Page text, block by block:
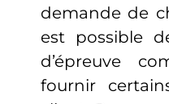
demande de
est possible
d’épreuve
fournir